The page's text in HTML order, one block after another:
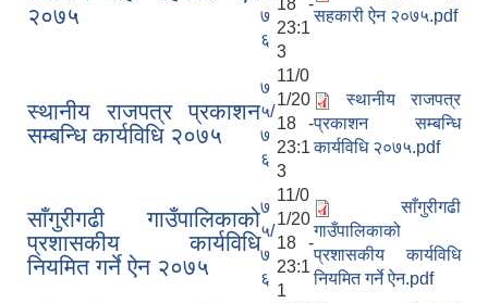
२०७५
७
६
18 -
23:1
3
सहकारी ऐन २०७५.pdf
स्थानीय राजपत्र प्रकाशन
सम्बन्धि कार्यविधि २०७५
७
५/
७
६
11/0
1/20
18 -
23:1
3
स्थानीय राजपत्र
प्रकाशन सम्बन्धि
कार्यविधि २०७५.pdf
साँगुरीगढी गाउँपालिकाको
प्रशासकीय कार्यविधि
नियमित गर्ने ऐन २०७५
७
५/
७
६
11/0
1/20
18 -
23:1
1
साँगुरीगढी
गाउँपालिकाको
प्रशासकीय कार्यविधि
नियमित गर्ने ऐन.pdf